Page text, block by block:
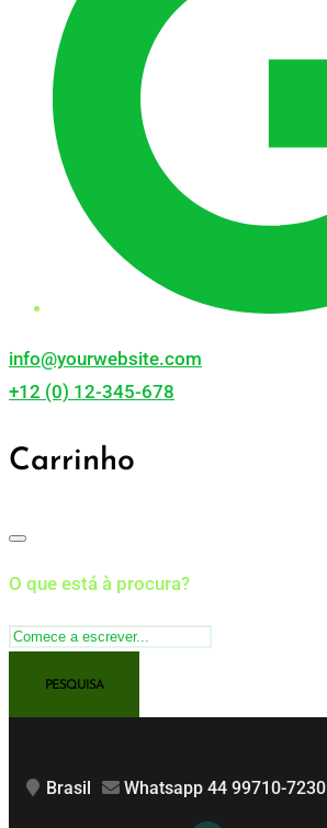
info@yourwebsite.com
+12 (0) 12-345-678
Carrinho
O que está à procura?
Brasil Whatsapp 44 99710-7230